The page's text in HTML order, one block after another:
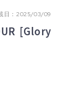
日：2025/03/09
[Glory